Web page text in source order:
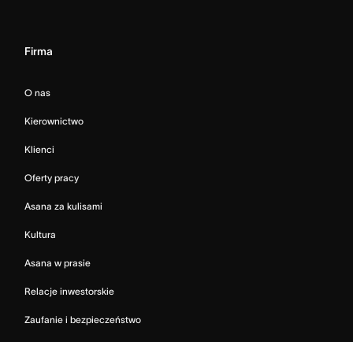
Firma
O nas
Kierownictwo
Klienci
Oferty pracy
Asana za kulisami
Kultura
Asana w prasie
Relacje inwestorskie
Zaufanie i bezpieczeństwo